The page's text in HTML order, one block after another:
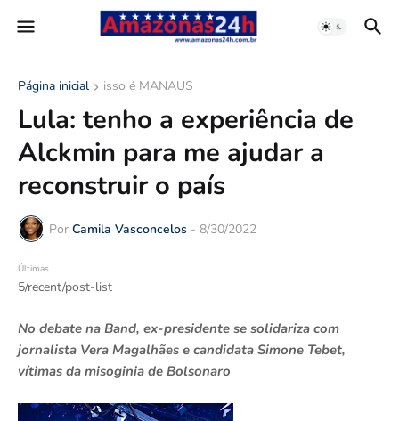
Página inicial isso é MANAUS
Lula: tenho a experiência de
Alckmin para me ajudar a
reconstruir o país
Por Camila Vasconcelos - 8/30/2022
Últimas
5/recent/post-list
No debate na Band, ex-presidente se solidariza com
jornalista Vera Magalhães e candidata Simone Tebet,
vítimas da misoginia de Bolsonaro